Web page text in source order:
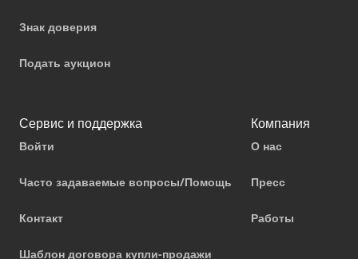
Знак доверия
Подать аукцион
Сервис и поддержка
Войти
Часто задаваемые вопросы/Помощь
Контакт
Шаблон договора купли-продажи
Компания
О нас
Пресс
Работы